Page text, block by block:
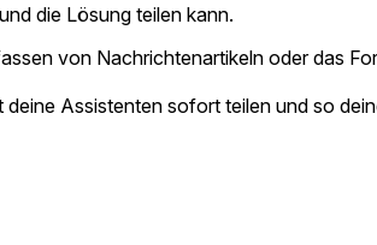
die Lösung teilen kann.
von Nachrichtenartikeln oder das
Assistenten sofort teilen und so